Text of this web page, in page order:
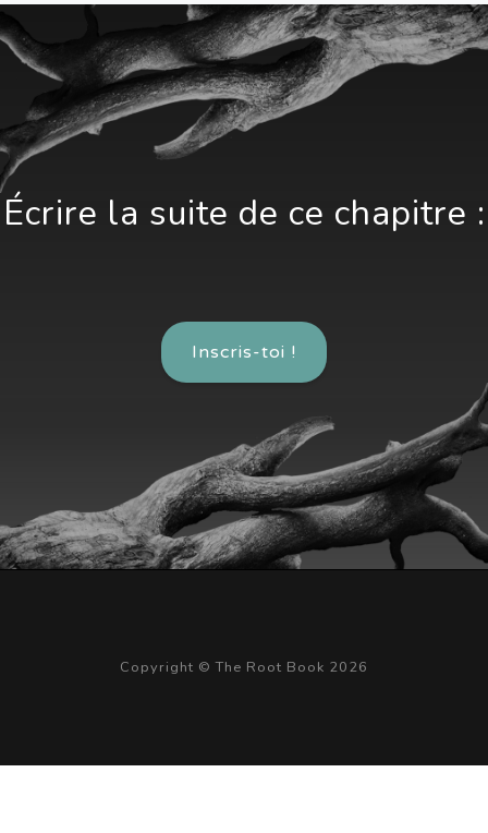
Écrire la suite de ce chapitre :
Inscris-toi !
Copyright © The Root Book 2026